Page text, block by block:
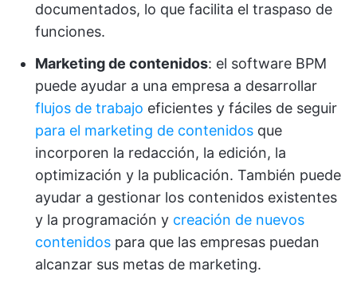
documentados, lo que facilita el traspaso de
funciones.
Marketing de contenidos: el software BPM
puede ayudar a una empresa a desarrollar
flujos de trabajo eficientes y fáciles de seguir
para el marketing de contenidos que
incorporen la redacción, la edición, la
optimización y la publicación. También puede
ayudar a gestionar los contenidos existentes
y la programación y creación de nuevos
contenidos para que las empresas puedan
alcanzar sus metas de marketing.